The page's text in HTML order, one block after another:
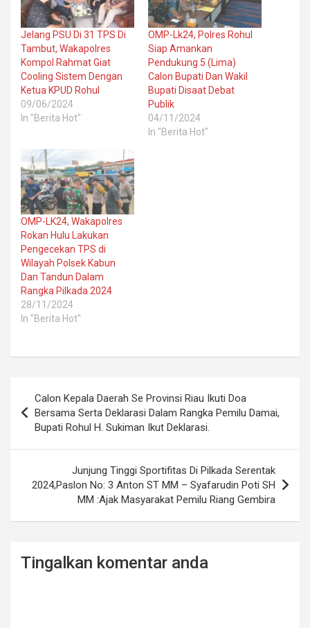
Jelang PSU Di 31 TPS Di
Tambut, Wakapolres
Kompol Rahmat Giat
Cooling Sistem Dengan
Ketua KPUD Rohul
09/06/2024
In "Berita Hot"
OMP-Lk24, Polres Rohul
Siap Amankan
Pendukung 5 (Lima)
Calon Bupati Dan Wakil
Bupati Disaat Debat
Publik
04/11/2024
In "Berita Hot"
OMP-LK24, Wakapolres
Rokan Hulu Lakukan
Pengecekan TPS di
Wilayah Polsek Kabun
Dan Tandun Dalam
Rangka Pilkada 2024
28/11/2024
In "Berita Hot"
navigation
Calon Kepala Daerah Se Provinsi Riau Ikuti Doa
Bersama Serta Deklarasi Dalam Rangka Pemilu Damai,
Bupati Rohul H. Sukiman Ikut Deklarasi.
Junjung Tinggi Sportifitas Di Pilkada Serentak
2024,Paslon No: 3 Anton ST MM – Syafarudin Poti SH
MM :Ajak Masyarakat Pemilu Riang Gembira
Tingalkan komentar anda